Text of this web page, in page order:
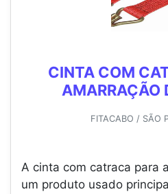
CINTA COM
AMARRAÇÃO
FITACABO / SÃO
A cinta com catraca para
um produto usado